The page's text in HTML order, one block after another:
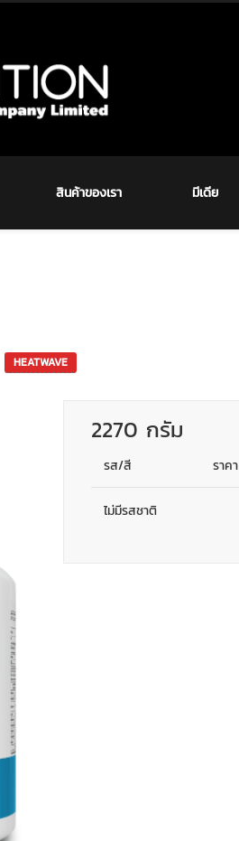
สินค้าของเรา มีเดีย
2270 กรัม
รส/สี ราคา
ไม่มีรสชาติ